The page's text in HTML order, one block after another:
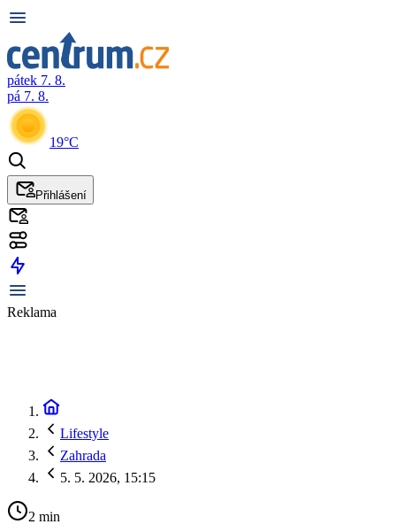
pátek 7. 8.
pá 7. 8.
19°C
Přihlášení
Reklama
Lifestyle
Zahrada
5. 5. 2026, 15:15
2 min